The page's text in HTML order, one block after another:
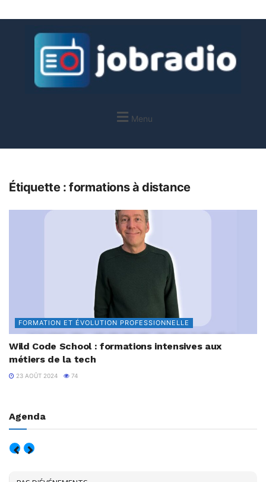
Menu
Étiquette :formations à distance
FORMATION ET ÉVOLUTION PROFESSIONNELLE
Wild Code School : formations intensives aux
métiers de la tech
23 AOÛT 2024 74
Agenda